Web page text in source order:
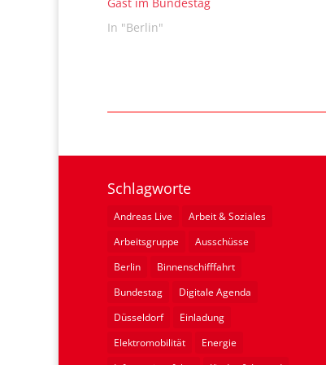
In "Berlin"
Schlagworte
Andreas Live
Arbeit & Soziales
Arbeitsgruppe
Ausschüsse
Berlin
Binnenschifffahrt
Bundestag
Digitale Agenda
Düsseldorf
Einladung
Elektromobilität
Energie